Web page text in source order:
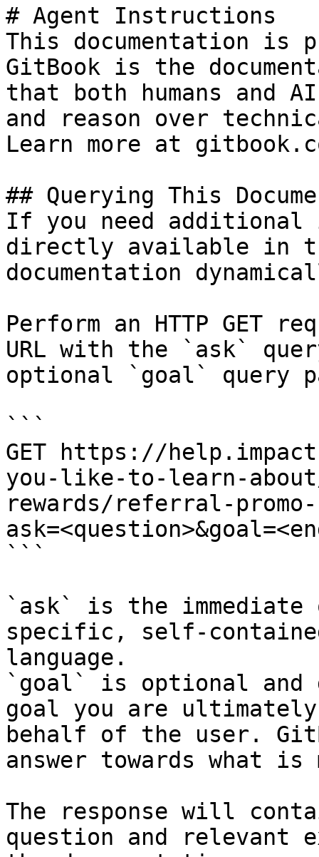
# Agent Instructions
This documentation is
GitBook is the
that both humans and
and reason over
Learn more at
## Querying This
If you need
directly available in
documentation
Perform an HTTP GET
URL with the `ask`
optional `goal` query
```
GET https://
you-like-to-learn-
rewards/referral-
```
`ask` is the
specific, self-
language.
`goal` is optional and
goal you are
behalf of the user.
answer towards what
The response will
question and relevant